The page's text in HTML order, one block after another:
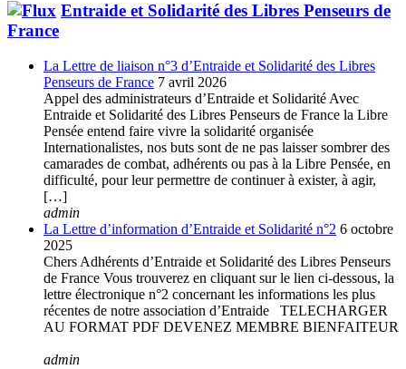
Entraide et Solidarité des Libres Penseurs de
France
La Lettre de liaison n°3 d’Entraide et Solidarité des Libres
Penseurs de France 7 avril 2026
Appel des administrateurs d’Entraide et Solidarité Avec
Entraide et Solidarité des Libres Penseurs de France la Libre
Pensée entend faire vivre la solidarité organisée
Internationalistes, nos buts sont de ne pas laisser sombrer des
camarades de combat, adhérents ou pas à la Libre Pensée, en
difficulté, pour leur permettre de continuer à exister, à agir,
[…]
admin
La Lettre d’information d’Entraide et Solidarité n°2 6 octobre
2025
Chers Adhérents d’Entraide et Solidarité des Libres Penseurs
de France Vous trouverez en cliquant sur le lien ci-dessous, la
lettre électronique n°2 concernant les informations les plus
récentes de notre association d’Entraide TELECHARGER
AU FORMAT PDF DEVENEZ MEMBRE BIENFAITEUR
admin